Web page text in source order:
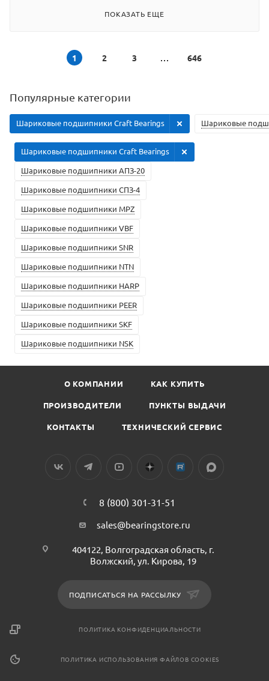
ПОКАЗАТЬ ЕЩЕ
1 2 3 646
Популярные категории
Шариковые
Шариковые подшипники Craft Bearings
Шариковые подшипники АПЗ-20
Шариковые подшипники СПЗ-4
Шариковые подшипники MPZ
Шариковые подшипники VBF
Шариковые подшипники SNR
Шариковые подшипники NTN
Шариковые подшипники HARP
Шариковые подшипники PEER
Шариковые подшипники SKF
Шариковые подшипники NSK
Шариковые подшипники Craft Bearings
О КОМПАНИИ КАК КУПИТЬ
ПРОИЗВОДИТЕЛИ ПУНКТЫ ВЫДАЧИ
КОНТАКТЫ ТЕХНИЧЕСКИЙ СЕРВИС
8 (800) 301-31-51
sales@bearingstore.ru
404122, Волгоградская область, г.
Волжский, ул. Кирова, 19
ПОДПИСАТЬСЯ НА РАССЫЛКУ
ПОЛИТИКА КОНФИДЕНЦИАЛЬНОСТИ
ПОЛИТИКА ИСПОЛЬЗОВАНИЯ ФАЙЛОВ COOKIES